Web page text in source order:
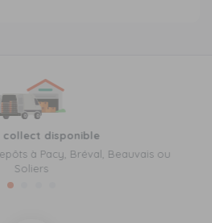
collect disponible
à Pacy, Bréval, Beauvais ou
Soliers